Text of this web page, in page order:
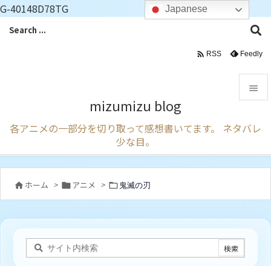
G-40148D78TG
mizumizu blog
各アニメの一部分を切り取って感想書いてます。 ネタバレ
少な目。

メニュ
前へ

 RSS Feedly
 ホーム > アニメ >  鬼滅の刃
Japanese